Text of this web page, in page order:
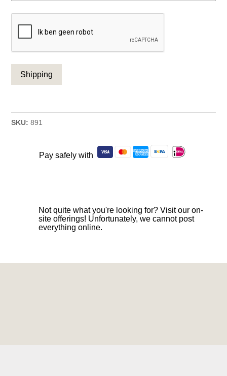
SKU: 891
Pay safely with
Not quite what you're looking for? Visit our on-
site offerings! Unfortunately, we cannot post
everything online.